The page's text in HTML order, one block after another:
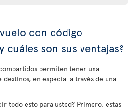
con código
cuáles son sus ventajas?
permiten tener una
destinos, en especial a través de una
todo esto para usted? Primero, estas